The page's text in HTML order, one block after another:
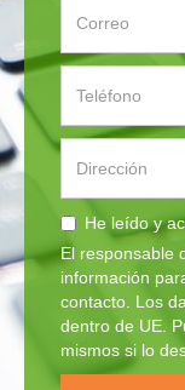
He leído y
El responsable
información
contacto. Los
dentro de UE.
mismos si lo